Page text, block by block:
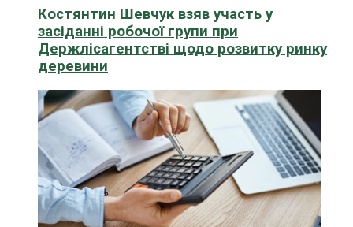
Костянтин Шевчук взяв участь у
засіданні робочої групи при
Держлісагентстві щодо розвитку ринку
деревини